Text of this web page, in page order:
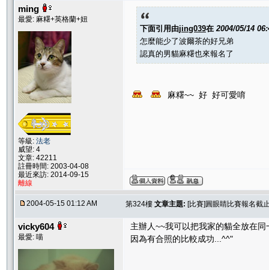
ming
最愛: 麻糬+英格蘭+妞
等級: 法老
威望: 4
文章: 42211
註冊時間: 2003-04-08
最近來訪: 2014-09-15
離線
下面引用由jing039在 2004/05/14
怎麼能少了波爾茶的好兄弟
認真的男貓麻糬也來報名了
麻糬~~ 好 好可愛唷
2004-05-15 01:12 AM 第324樓 文章主題: [比賽]圓眼睛比賽報名截
vicky604
最愛: 喵
主辦人~~我可以把我家的貓全放在同
因為有合照的比較成功...^^"